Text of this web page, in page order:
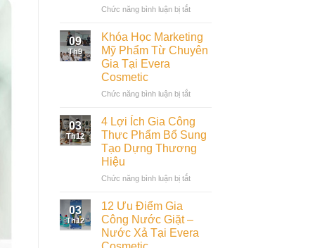
Chức năng bình luận bị tắtở
Dạy
Nghề
Mỹ
Chuyên
Evera
Cosmetic
09
Th9
Khóa Học Marketing
Mỹ Phẩm Từ Chuyên
Gia Tại Evera
Cosmetic
Chức năng bình luận bị tắtở
Marketing
Mỹ
Phẩm
Chuyên
03
Th12
4 Lợi Ích Gia Công
Thực Phẩm Bổ Sung
Tạo Dựng Thương
Hiệu
Chức năng bình luận bị tắtở
Công
03
Th12
12 Ưu Điểm Gia
Công Nước Giặt –
Nước Xả Tại Evera